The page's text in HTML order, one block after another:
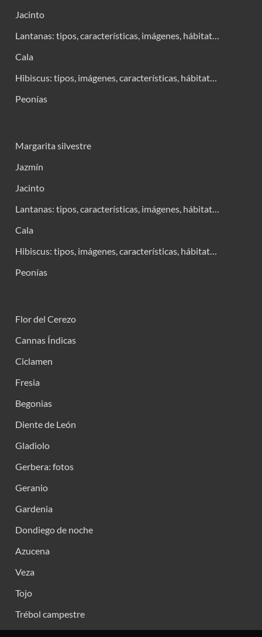
Jacinto
Lantanas: tipos, características, imágenes, hábitat…
Cala
Hibiscus: tipos, imágenes, características, hábitat…
Peonías
Margarita silvestre
Jazmín
Jacinto
Lantanas: tipos, características, imágenes, hábitat…
Cala
Hibiscus: tipos, imágenes, características, hábitat…
Peonías
Flor del Cerezo
Cannas Índicas
Ciclamen
Fresia
Begonias
Diente de León
Gladiolo
Gerbera: fotos
Geranio
Gardenia
Dondiego de noche
Azucena
Veza
Tojo
Trébol campestre